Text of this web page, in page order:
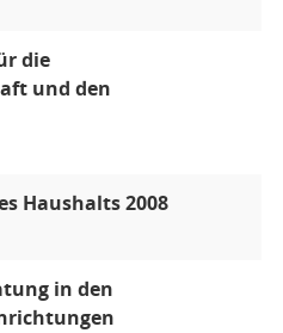
die
und den
Haushalts 2008
in den